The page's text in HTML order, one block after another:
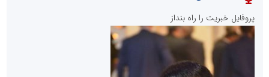
پایگاه خبری نهضت ملی مسکن
پروفایل خبریت را راه بنداز